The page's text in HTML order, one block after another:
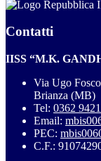
Contatti
IISS “M.K.
Via Ugo
Brianza (MB)
Tel: 0362
Email:
PEC:
C.F.: